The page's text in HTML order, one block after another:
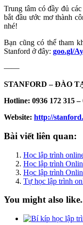
Trung tâm có đầy đủ
bắt đầu ước mơ thành
nhé!
Bạn cũng có thể tham
Stanford ở đây: goo.gl/
——
STANFORD – ĐÀO
Hotline: 0936 172 315 –
Website: http://
Bài viết liên quan:
Học lập trình
Học lập trình
Học lập trình
Tự học lập trình
You might also